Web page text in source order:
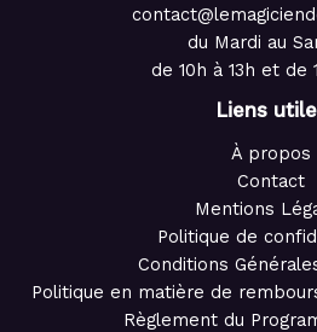
du Mardi au
de 10h à 13h et de
Liens
À propos
Contact
Mentions
Politique de
Conditions
Politique en matière de
Règlement du